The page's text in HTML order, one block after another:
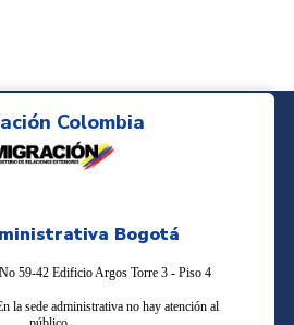
Colombia
Bogotá
59-42 Edificio Argos Torre 3 - Piso 4
la sede administrativa no hay atención al